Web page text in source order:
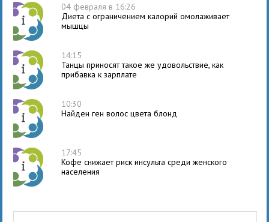
04 февраля в 16:26
Диета с ограничением калорий омолаживает
мышцы
14:15
Танцы приносят такое же удовольствие, как
прибавка к зарплате
10:30
Найден ген волос цвета блонд
17:45
Кофе снижает риск инсульта среди женского
населения